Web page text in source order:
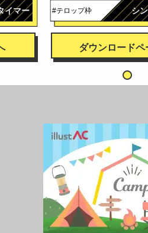
イマー #テロップ枠 シ
ダウンロードペ